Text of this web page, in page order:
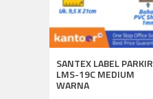
SANTEX LABEL PARKIR
LMS-19C MEDIUM
WARNA